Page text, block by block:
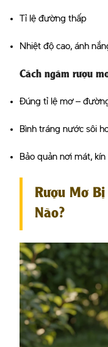
Tỉ lệ đường thấp
Nhiệt độ cao, ánh
Cách ngâm rượu
Đúng tỉ lệ mơ –
Bình tráng nước sôi
Bảo quản nơi mát, kín
Rượu Mơ
Nào?